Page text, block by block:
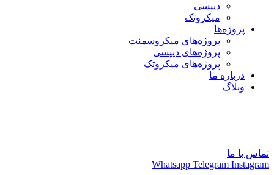
دیپسی
میکروتک
پروژه‌ها
پروژه‌های میکروسمنت
پروژه‌های دیپسی
پروژه‌های میکروتک
درباره ما
وبلاگ
تماس با ما
Whatsapp Telegram Instagram